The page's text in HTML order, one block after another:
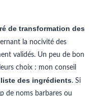
de transformation des
la nocivité des
validés. Un peu de bon
choix : mon conseil
liste des ingrédients. Si
de noms barbares ou